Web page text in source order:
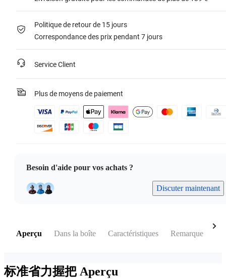
Politique de retour de 15 jours
Correspondance des prix pendant 7 jours
Service Client
Plus de moyens de paiement
Besoin d'aide pour vos achats ?
Discuter maintenant
Aperçu Dans la boîte Caractéristiques Remarque
标准省力握把 Aperçu